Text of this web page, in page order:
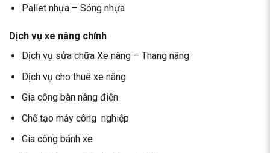
Pallet nhựa – Sóng nhựa
Dịch vụ xe nâng chính
Dịch vụ sửa chữa Xe nâng – Thang nâng
Dịch vụ cho thuê xe nâng
Gia công bàn nâng điện
Chế tạo máy công nghiệp
Gia công bánh xe